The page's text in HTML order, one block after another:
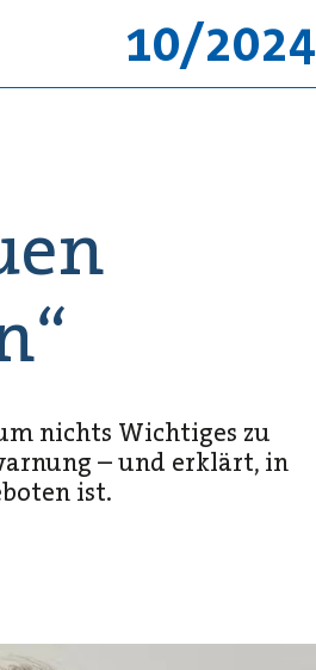
10/2024
nichts Wichtiges zu
– und erklärt, in
ist.